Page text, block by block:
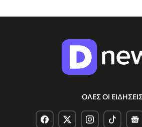
ΟΛΕΣ ΟΙ